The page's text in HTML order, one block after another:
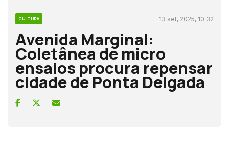
CULTURA 13 set, 2025, 10:32
Avenida Marginal:
Coletânea de micro
ensaios procura repensar
cidade de Ponta Delgada